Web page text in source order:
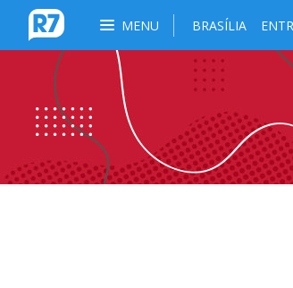
MENU BRASÍLIA